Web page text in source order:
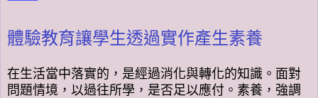
體驗教育讓學生透過實作產生素養
在生活當中落實的， 是經過消化與轉化的知識。 面對
問題情境， 以過往所學， 是否足以應付。 素養，強調